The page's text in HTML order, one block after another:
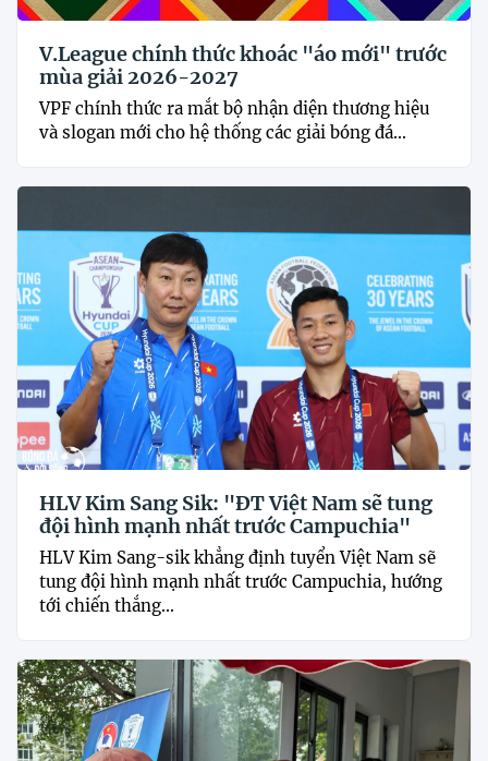
V.League chính thức khoác "áo mới" trước
mùa giải 2026-2027
VPF chính thức ra mắt bộ nhận diện thương hiệu
và slogan mới cho hệ thống các giải bóng đá...
HLV Kim Sang Sik: "ĐT Việt Nam sẽ tung
đội hình mạnh nhất trước Campuchia"
HLV Kim Sang-sik khẳng định tuyển Việt Nam sẽ
tung đội hình mạnh nhất trước Campuchia, hướng
tới chiến thắng...